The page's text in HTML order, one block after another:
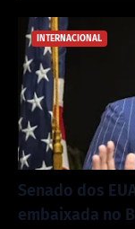
INTERNACIONAL
Senado dos
embaixada no